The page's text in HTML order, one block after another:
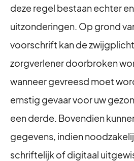
deze regel bestaan echter
uitzonderingen. Op grond
voorschrift kan de
zorgverlener doorbroken
wanneer gevreesd moet
ernstig gevaar voor uw
een derde. Bovendien
gegevens, indien
schriftelijk of digitaal